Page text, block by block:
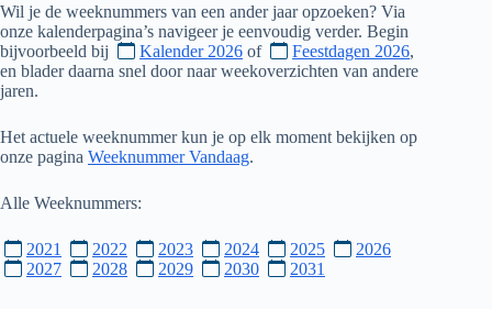
Wil je de weeknummers van een ander jaar opzoeken? Via
onze kalenderpagina’s navigeer je eenvoudig verder. Begin
bijvoorbeeld bij
Kalender 2026 of Feestdagen 2026,
en blader daarna snel door naar weekoverzichten van andere
jaren.
Het actuele weeknummer kun je op elk moment bekijken op
onze pagina Weeknummer Vandaag.
Alle Weeknummers:
2021 2022 2023 2024 2025
2026
2027
2028 2029 2030 2031